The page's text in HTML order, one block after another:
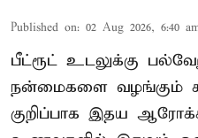
Published on: 02 Aug 2026, 6:40
பீட்ரூட் உடலுக்கு
நன்மைகளை வழங்கும்
குறிப்பாக இதய